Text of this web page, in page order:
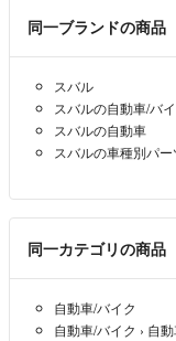
②ガスケットとボルト
で合っていますか。
よろしくお願い致します
みっきー - 6年以上前
出品者
28に引き取りという
同一ブランドの商品
スバル
スバルの自動車/バ
スバルの自動車
スバルの車種別パー
同一カテゴリの商品
自動車/バイク
自動車/バイク › 自